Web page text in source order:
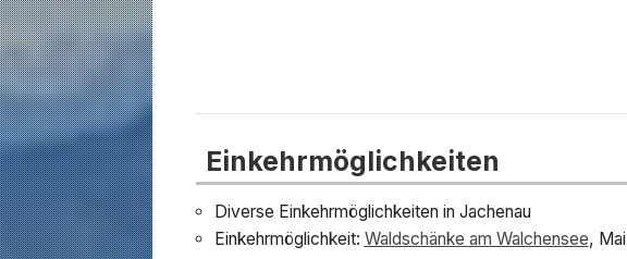
Einkehrmöglichkeiten
Diverse Einkehrmöglichkeiten in Jachenau
Einkehrmöglichkeit: Waldschänke am Walchensee,